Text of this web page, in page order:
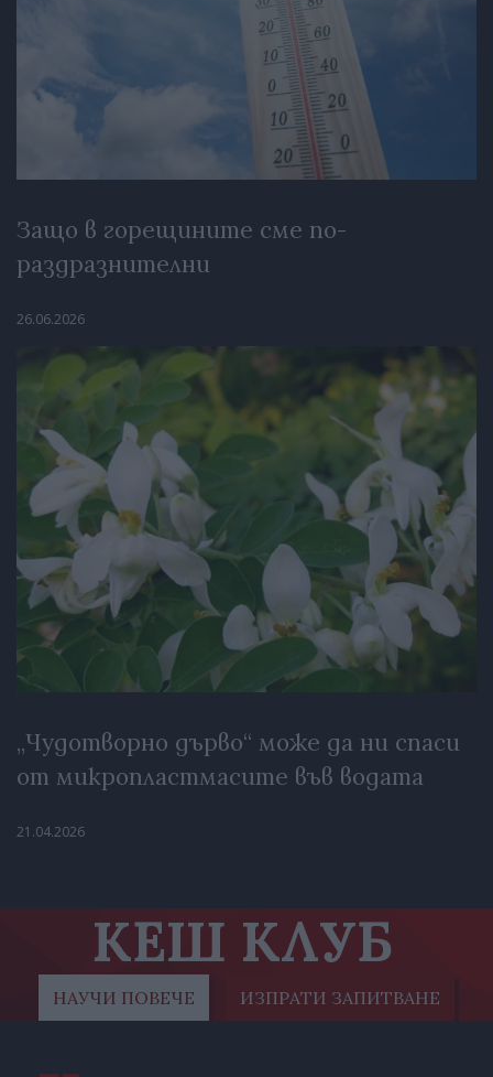
Защо в горещините сме по-
раздразнителни
26.06.2026
„Чудотворно дърво“ може да ни спаси
от микропластмасите във водата
21.04.2026
КЕШ КЛУБ
НАУЧИ ПОВЕЧЕ ИЗПРАТИ ЗАПИТВАНЕ